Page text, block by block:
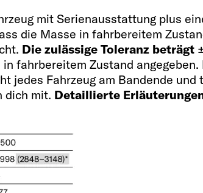
mit Serienausstattung plus
die Masse in fahrbereitem
Die zulässige Toleranz beträgt
fahrbereitem Zustand
jedes Fahrzeug am Bandende
dich mit. Detaillierte